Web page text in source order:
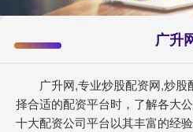
广升
广升网,专业炒股配资网,炒
择合适的配资平台时，了解各大
十大配资公司平台以其丰富的经